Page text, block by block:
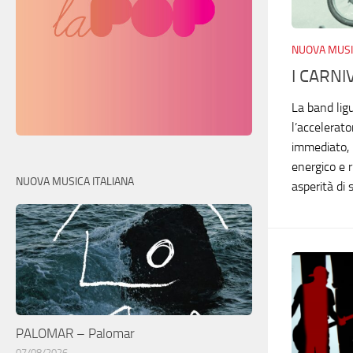
NUOVA
I
La band
energico e
asperità di
NUOVA MUSICA ITALIANA
PALOMAR – Palomar